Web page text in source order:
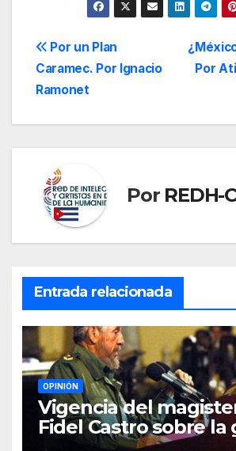
Navegación
de
entradas
Por
Por un Plan
Caramec. Por Ignacio
Ramonet
Por REDH-
Entrada relacionada
OPINIÓN
Vigencia del
Fidel Castro sobre la